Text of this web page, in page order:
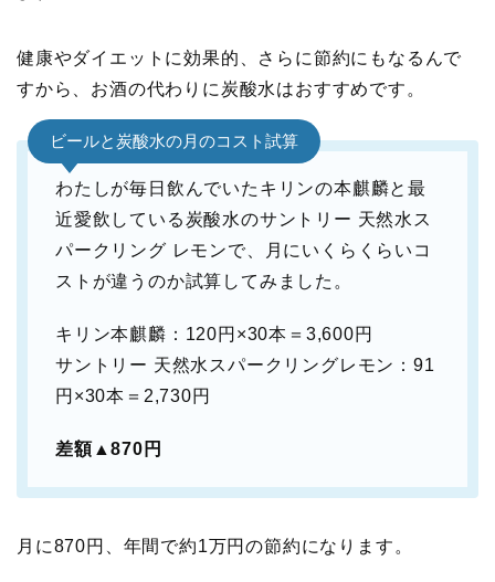
健康やダイエットに効果的、さらに節約にもなるんで
すから、お酒の代わりに炭酸水はおすすめです。
ビールと炭酸水の月のコスト試算
わたしが毎日飲んでいたキリンの本麒麟と最
近愛飲している炭酸水のサントリー 天然水ス
パークリング レモンで、月にいくらくらいコ
ストが違うのか試算してみました。
キリン本麒麟：120円×30本＝3,600円
サントリー 天然水スパークリングレモン：91
円×30本＝2,730円
差額▲870円
月に870円、年間で約1万円の節約になります。